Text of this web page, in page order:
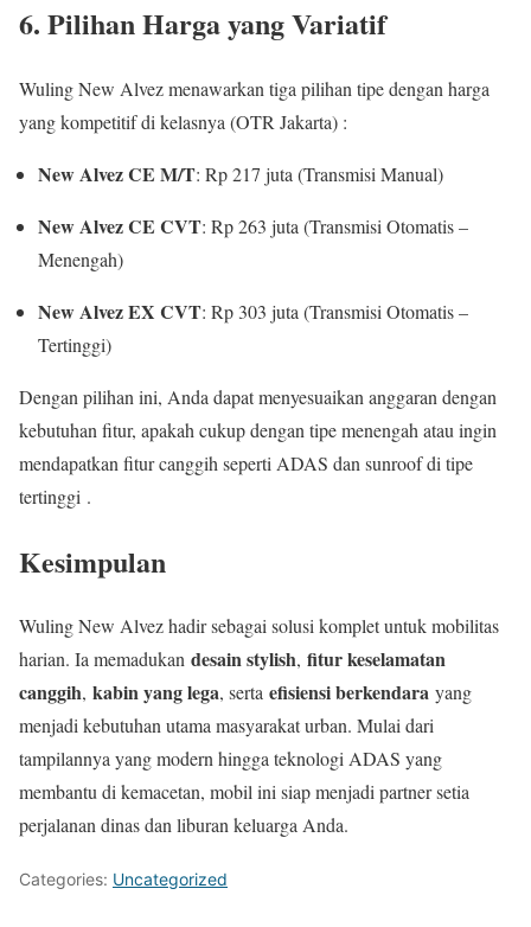
6. Pilihan Harga yang Variatif
Wuling New Alvez menawarkan tiga pilihan tipe dengan harga
yang kompetitif di kelasnya (OTR Jakarta) :
New Alvez CE M/T: Rp 217 juta (Transmisi Manual)
New Alvez CE CVT: Rp 263 juta (Transmisi Otomatis –
Menengah)
New Alvez EX CVT: Rp 303 juta (Transmisi Otomatis –
Tertinggi)
Dengan pilihan ini, Anda dapat menyesuaikan anggaran dengan
kebutuhan fitur, apakah cukup dengan tipe menengah atau ingin
mendapatkan fitur canggih seperti ADAS dan sunroof di tipe
tertinggi .
Kesimpulan
Wuling New Alvez hadir sebagai solusi komplet untuk mobilitas
harian. Ia memadukan desain stylish, fitur keselamatan
canggih, kabin yang lega, serta efisiensi berkendara yang
menjadi kebutuhan utama masyarakat urban. Mulai dari
tampilannya yang modern hingga teknologi ADAS yang
membantu di kemacetan, mobil ini siap menjadi partner setia
perjalanan dinas dan liburan keluarga Anda.
Categories: Uncategorized